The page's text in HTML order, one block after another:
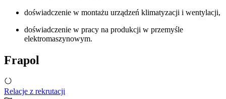
doświadczenie w montażu urządzeń klimatyzacji i wentylacji,
doświadczenie w pracy na produkcji w przemyśle
elektromaszynowym.
Frapol
Relacje z rekrutacji